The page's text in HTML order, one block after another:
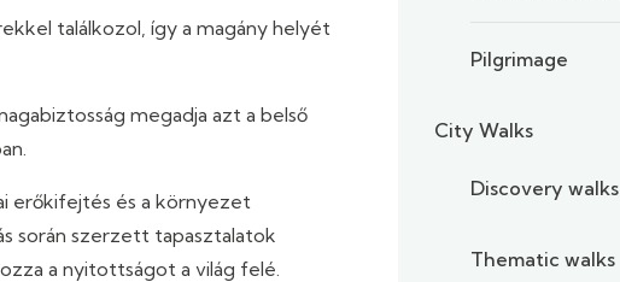
találkozol, így a magány helyét
megadja azt a belső
erőkifejtés és a környezet
során szerzett tapasztalatok
a nyitottságot a világ felé.
Pilgrimage
City Walks
Discovery walks
Thematic walks